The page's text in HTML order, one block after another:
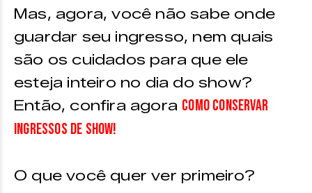
Mas, agora, você não sabe onde
guardar seu ingresso, nem quais
são os cuidados para que ele
esteja inteiro no dia do show?
Então, confira agora como conservar
ingressos de show!
O que você quer ver primeiro?